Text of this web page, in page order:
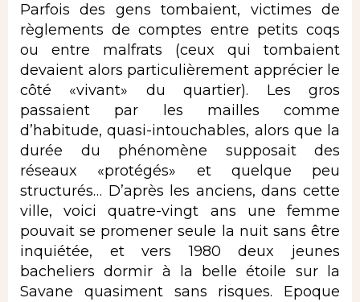
Parfois des gens tombaient, victimes de
règlements de comptes entre petits coqs
ou entre malfrats (ceux qui tombaient
devaient alors particulièrement apprécier le
côté «vivant» du quartier). Les gros
passaient par les mailles comme
d’habitude, quasi-intouchables, alors que la
durée du phénomène supposait des
réseaux «protégés» et quelque peu
structurés… D’après les anciens, dans cette
ville, voici quatre-vingt ans une femme
pouvait se promener seule la nuit sans être
inquiétée, et vers 1980 deux jeunes
bacheliers dormir à la belle étoile sur la
Savane quasiment sans risques. Epoque